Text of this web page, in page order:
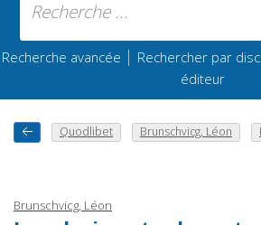
Recherche avancée | Rechercher par
éditeur
Quodlibet Brunschvicg, Léon
Brunschvicg, Léon